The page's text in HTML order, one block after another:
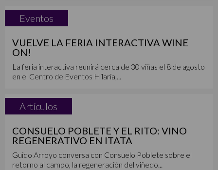
Eventos
VUELVE LA FERIA INTERACTIVA WINE
ON!
La feria interactiva reunirá cerca de 30 viñas el 8 de agosto
en el Centro de Eventos Hilaria,...
Artículos
CONSUELO POBLETE Y EL RITO: VINO
REGENERATIVO EN ITATA
Guido Arroyo conversa con Consuelo Poblete sobre el
retorno al campo, la regeneración del viñedo...